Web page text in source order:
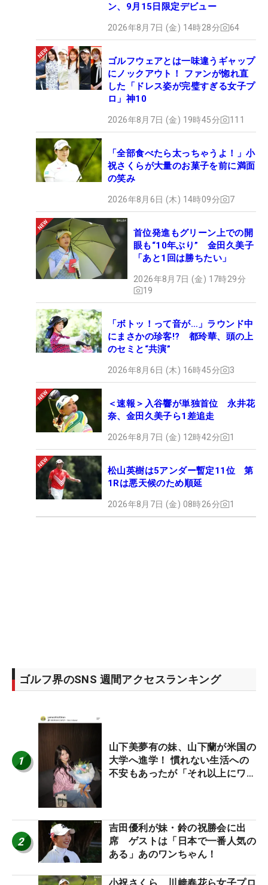
ン、9月15日限定デビュー
2026年8月7日 (金) 14時28分 64
ゴルフウェアとは一味違うギャップ
にノックアウト！ ファンが惚れ直
した「ドレス姿が完璧すぎる女子プ
ロ」神10
2026年8月7日 (金) 19時45分 111
「全部食べたら太っちゃうよ！」小
祝さくらが大量のお菓子を前に満面
の笑み
2026年8月6日 (木) 14時09分 7
首位発進もグリーン上での開
眼も“10年ぶり” 金田久美子
「あと1回は勝ちたい」
2026年8月7日 (金) 17時29分
19
「ボトッ！って音が…」ラウンド中
にまさかの珍客!? 都玲華、頭の上
のセミと“共演”
2026年8月6日 (木) 16時45分 3
＜速報＞入谷響が単独首位 永井花
奈、金田久美子ら1差追走
2026年8月7日 (金) 12時42分 1
松山英樹は5アンダー暫定11位 第
1Rは悪天候のため順延
2026年8月7日 (金) 08時26分 1
ゴルフ界のSNS 週間アクセスランキング
1
山下美夢有の妹、山下蘭が米国の
大学へ進学！ 慣れない生活への
不安もあったが「それ以上にワク
2
吉田優利が妹・鈴の祝勝会に出
席 ゲストは「日本で一番人気の
ある」あのワンちゃん！